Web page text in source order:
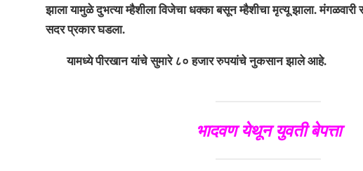
झाला यामुळे दुभत्या म्हैशीला विजेचा धक्का बसून म्हैशीचा मृत्यू झाला. मंगळवारी
सदर प्रकार घडला.
यामध्ये पीरखान यांचे सुमारे ८० हजार रुपयांचे नुकसान झाले आहे.
भादवण येथून युवती बेपत्ता